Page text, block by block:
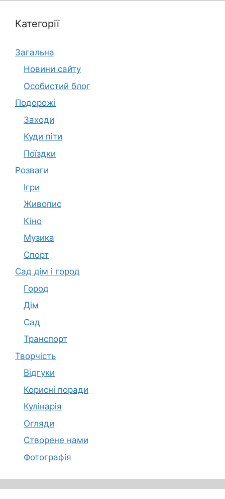
Категорії
Загальна
Новини сайту
Особистий блог
Подорожі
Заходи
Куди піти
Поїздки
Розваги
Ігри
Живопис
Кіно
Музика
Спорт
Сад дім і город
Город
Дім
Сад
Транспорт
Творчість
Відгуки
Корисні поради
Кулінарія
Огляди
Створене нами
Фотографія